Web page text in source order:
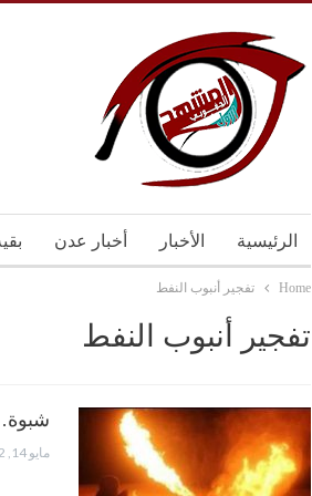
الرئيسية الأخبار أخبار عدن
Home تفجير أنبوب النفط
تفجير أنبوب النفط
مايو 14, 2022